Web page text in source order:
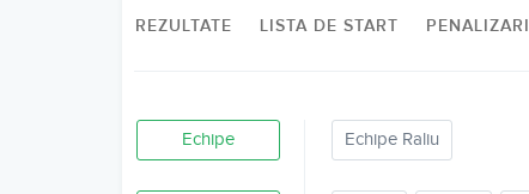
REZULTATE LISTA DE START PENALIZARI
Echipe Echipe Raliu